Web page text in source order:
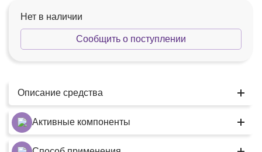
Нет в наличии
Сообщить о поступлении
Описание средства
Активные компоненты